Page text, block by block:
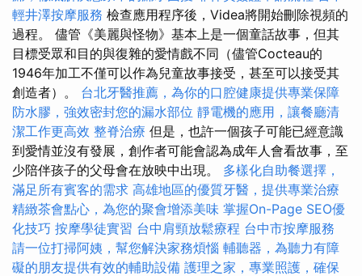
輕井澤按摩服務 檢查應用程序後，Videa將開始刪除視頻的
過程。 儘管《美麗與怪物》基本上是一個童話故事，但其
目標受眾和目的與復雜的愛情戲不同（儘管Cocteau的
1946年加工不僅可以作為兒童故事接受，甚至可以接受其
創造者）。 台北牙醫推薦，為你的口腔健康提供專業保障
防水膠，強效密封您的漏水部位 靜電機的應用，讓餐廳清
潔工作更高效 整脊治療 但是，也許一個孩子可能已經意識
到愛情並沒有發展，創作者可能會認為成年人會看故事，至
少陪伴孩子的父母會在放映中出現。 多樣化自助餐選擇，
滿足所有賓客的需求 高雄地區的優質牙醫，提供專業治療
精緻茶會點心，為您的聚會增添美味 掌握On-Page SEO優
化技巧 按摩學徒實習 台中肩頸放鬆療程 台中市按摩服務
請一位打掃阿姨，幫您解決家務煩惱 輔聽器，為聽力有障
礙的朋友提供有效的輔助設備 護理之家，專業照護，確保